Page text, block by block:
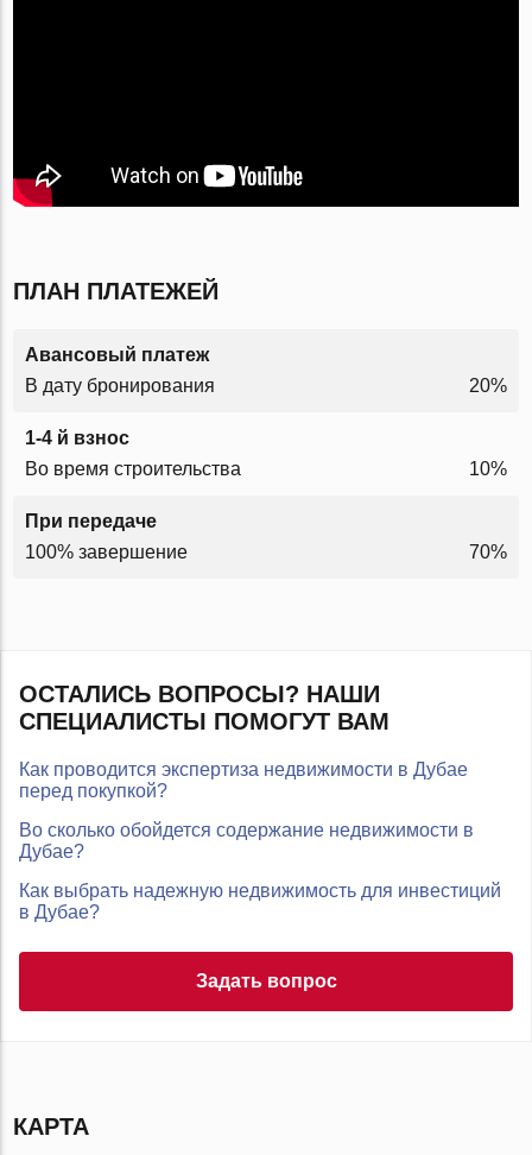
ПЛАН ПЛАТЕЖЕЙ
Авансовый платеж
В дату бронирования
20%
1-4 й взнос
Во время строительства
10%
При передаче
100% завершение
70%
ОСТАЛИСЬ ВОПРОСЫ? НАШИ
СПЕЦИАЛИСТЫ ПОМОГУТ ВАМ
Как проводится экспертиза недвижимости в Дубае
перед покупкой?
Во сколько обойдется содержание недвижимости в
Дубае?
Как выбрать надежную недвижимость для инвестиций
в Дубае?
Задать вопрос
КАРТА